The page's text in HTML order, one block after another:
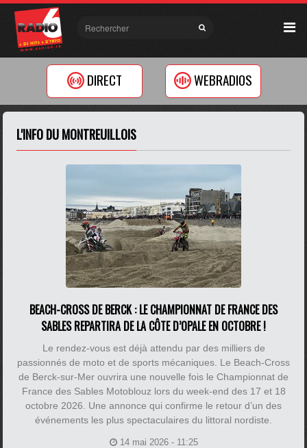
DIRECT WEBRADIOS
L'INFO DU MONTREUILLOIS
BEACH-CROSS DE BERCK : LE CHAMPIONNAT DE FRANCE DES
SABLES REPARTIRA DE LA CÔTE D’OPALE EN OCTOBRE !
Le rendez-vous est déjà attendu par des milliers de
passionnés de moto et de sports mécaniques. Le Beach-Cross
de Berck-sur-Mer ouvrira une nouvelle fois le Championnat de
France des Sables Motoblouz lors du week-end des 17 et 18
octobre 2026. Une annonce qui confirme le retour d’un des
événements les plus spectaculaires du littoral nordiste.
14 mai 2026 - 11:25